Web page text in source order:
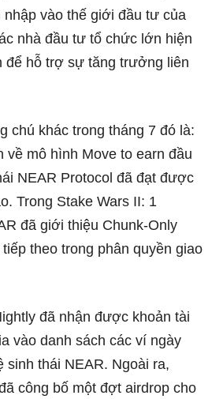
vào thế giới đầu tư của
nhà đầu tư tổ chức lớn hiện
để hỗ trợ sự tăng trưởng liên
chú khác trong tháng 7 đó là:
về mô hình Move to earn đầu
NEAR Protocol đã đạt được
Trong Stake Wars II: 1
đã giới thiệu Chunk-Only
theo trong phân quyền giao
đã nhận được khoản tài
vào danh sách các ví ngày
sinh thái NEAR. Ngoài ra,
công bố một đợt airdrop cho